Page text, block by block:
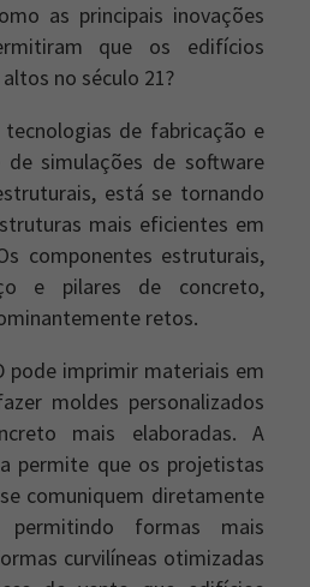
as principais inovações
que os edifícios
no século 21?
de fabricação e
de simulações de software
está se tornando
mais eficientes em
componentes estruturais,
e pilares de concreto,
retos.
pode imprimir materiais em
moldes personalizados
mais elaboradas. A
permite que os projetistas
comuniquem diretamente
formas mais
curvilíneas otimizadas